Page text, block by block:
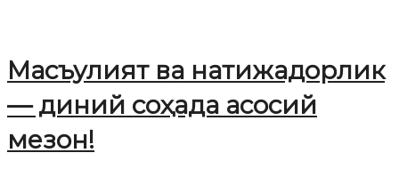
Масъулият ва натижадорлик
— диний соҳада асосий
мезон!